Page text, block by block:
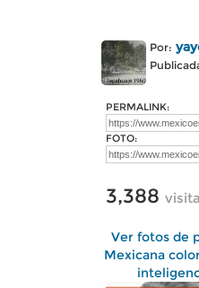
Por:
PERMALINK:
FOTO:
3,388
Ver fotos de
Mexicana